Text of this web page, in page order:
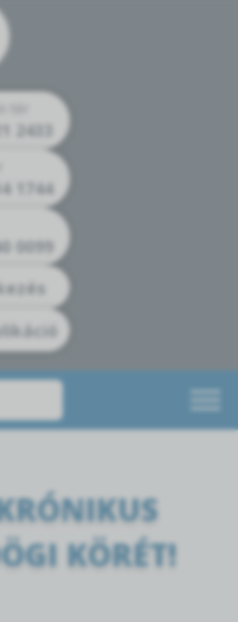
2433
1744
0099
KÖRÉT!